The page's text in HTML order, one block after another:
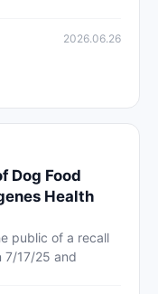
2026.06.26
Dog Food
Health
public of a recall
7/17/25 and